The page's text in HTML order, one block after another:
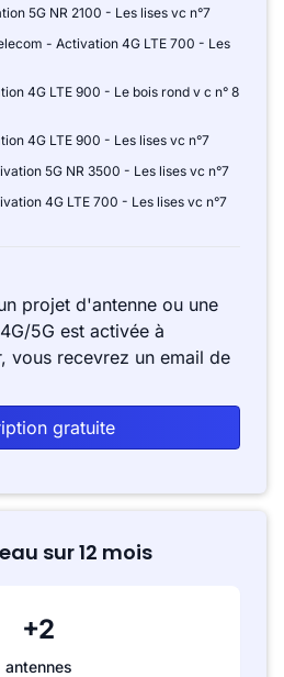
5G NR 2100 - Les lises vc n°7
- Activation 4G LTE 700 - Les
4G LTE 900 - Le bois rond v c n° 8
4G LTE 900 - Les lises vc n°7
5G NR 3500 - Les lises vc n°7
4G LTE 700 - Les lises vc n°7
projet d'antenne ou une
5G est activée à
vous recevrez un email de
gratuite
sur 12 mois
+2
antennes